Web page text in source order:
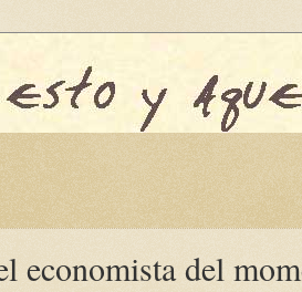
economista del